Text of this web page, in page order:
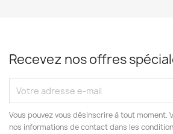
Recevez nos offres
Vous pouvez vous désinscrire à tout moment.
nos informations de contact dans les